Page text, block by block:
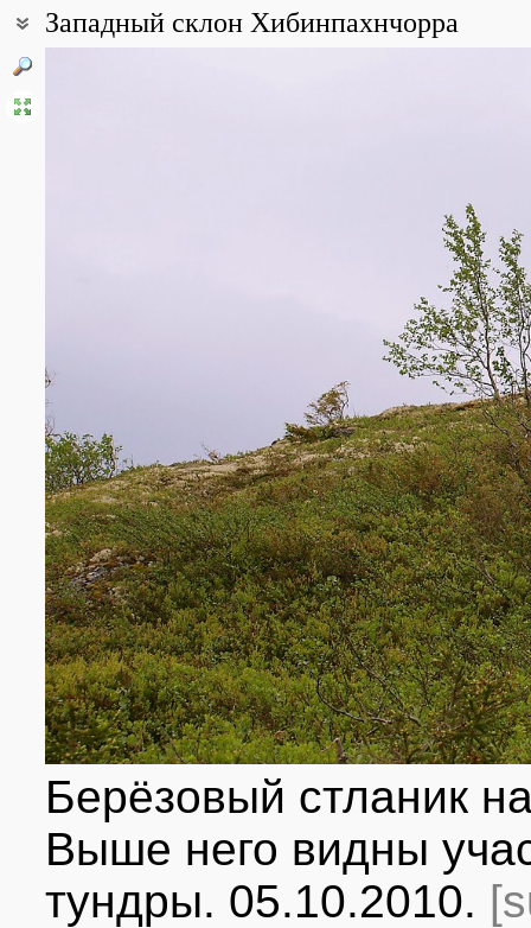
Западный склон Хибинпахнчорра
Берёзовый стланик
Выше него видны
тундры. 05.10.2010.